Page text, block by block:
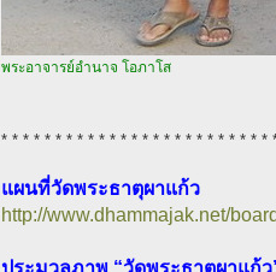
พระอาจารย์อำนาจ โอภาโส
* * * * * * * * * * * * * * * * * * * * * * * * *
แผนที่วัดพระธาตุผาแก้ว
http://www.dhammajak.net/
ประมวลภาพ “วัดพระธาตุผาแก้ว